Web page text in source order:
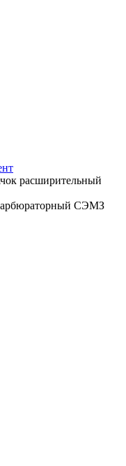
расширительный